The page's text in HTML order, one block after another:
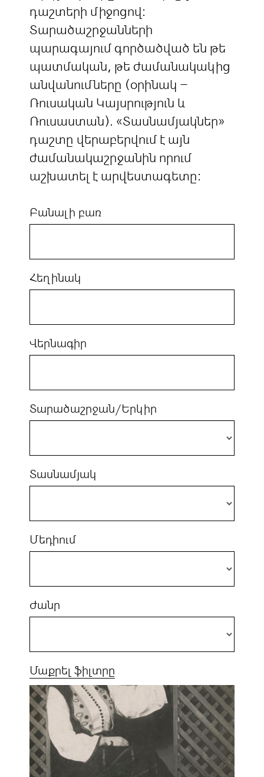
դաշտերի միջոցով:
Տարածաշրջանների
պարագայում գործածված են թե
պատմական, թե ժամանակակից
անվանումները (օրինակ –
Ռուսական Կայսրություն և
Ռուսաստան). «Տասնամյակներ»
դաշտը վերաբերվում է այն
ժամանակաշրջանին որում
աշխատել է արվեստագետը:
Բանալի բառ
Հեղինակ
Վերնագիր
Տարածաշրջան/Երկիր
Տասնամյակ
Մեդիում
Ժանր
Մաքրել ֆիլտրը